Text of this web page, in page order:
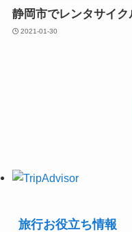
静岡市でレンタサイク
2021-01-30
旅行お役立ち情報